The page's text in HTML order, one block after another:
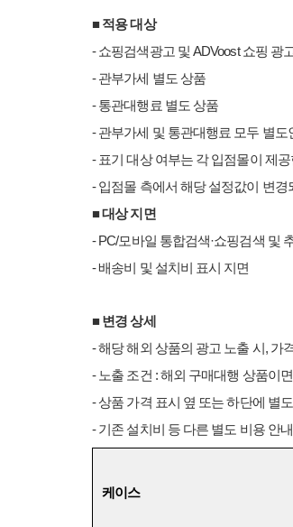
■적용 대상
-쇼핑검색광고 및 ADVoost쇼핑 광
-관부가세 별도 상품
-통관대행료 별도 상품
-관부가세 및 통관대행료 모두 별도
- 표기 대상 여부는 각 입점몰이 제
-입점몰 측에서 해당 설정값이 변
■대상 지면
- PC/모바일 통합검색·쇼핑검색 및
-배송비 및 설치비 표시 지면
■변경 상세
-해당 해외 상품의 광고 노출 시 , 가
- 노출 조건 :해외 구매대행 상품이
-상품 가격 표시 옆 또는 하단에 별
-기존 설치비 등 다른 별도 비용 안
케이스